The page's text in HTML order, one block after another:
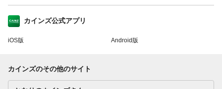
カインズ公式アプリ
iOS版 Android版
カインズのその他のサイト